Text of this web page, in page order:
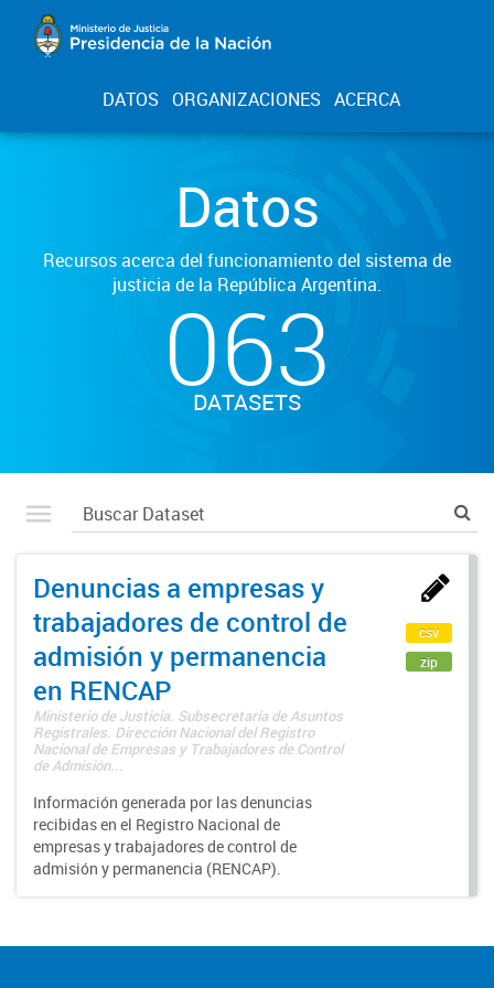
DATOS ORGANIZACIONES ACERCA
Datos
Recursos acerca del funcionamiento del sistema de
justicia de la República Argentina.
063
DATASETS
Denuncias a empresas y
trabajadores de control de
admisión y permanencia
en RENCAP
Ministerio de Justicia. Subsecretaría de Asuntos
Registrales. Dirección Nacional del Registro
Nacional de Empresas y Trabajadores de Control
de Admisión...
Información generada por las denuncias
recibidas en el Registro Nacional de
empresas y trabajadores de control de
admisión y permanencia (RENCAP).
csv
zip